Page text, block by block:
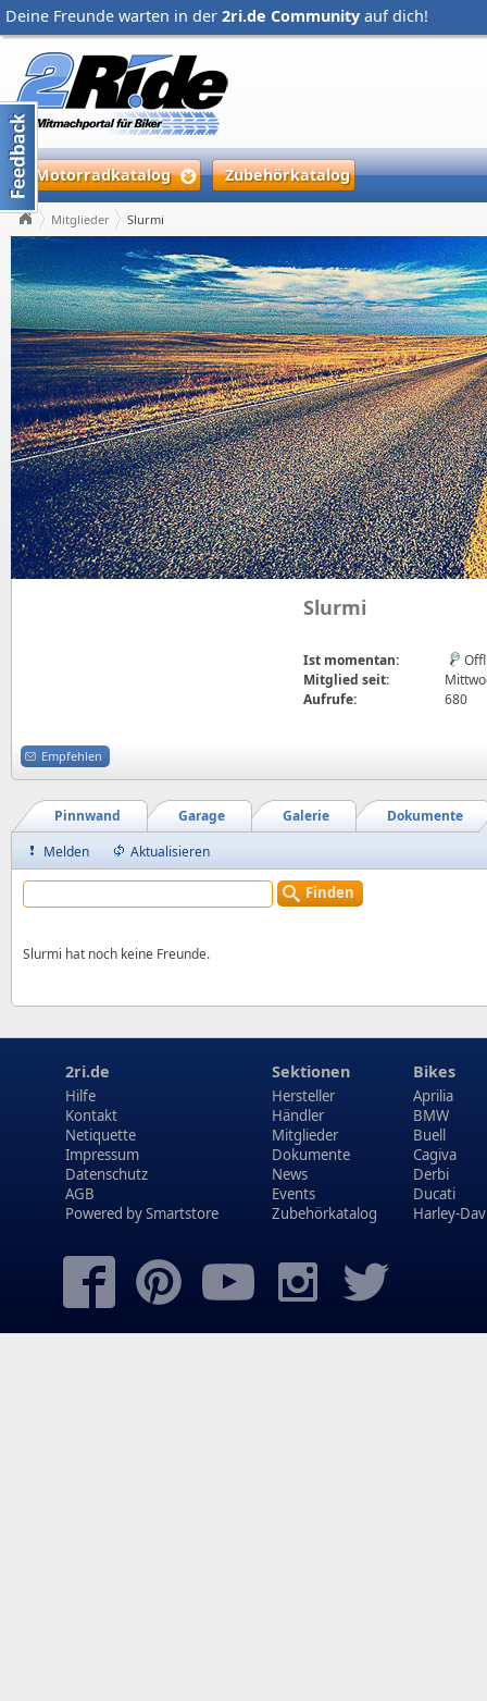
Deine Freunde warten in der 2ri.de Community auf dich!
Motorradkatalog Zubehörkatalog
Mitglieder Slurmi
Slurmi
Ist momentan:
Mitglied seit:
Aufrufe:
680
Empfehlen
Dokumente
Galerie
Garage
Pinnwand
Melden
Aktualisieren
Finden
Slurmi hat noch keine Freunde.
2ri.de
Hilfe
Kontakt
Netiquette
Impressum
Datenschutz
AGB
Powered bySmartstore
Sektionen
Hersteller
Händler
Mitglieder
Dokumente
News
Events
Zubehörkatalog
Bikes
Aprilia
BMW
Buell
Cagiva
Derbi
Ducati
Harley-